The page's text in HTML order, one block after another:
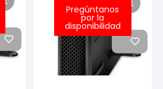
Pregúntanos
por la
disponibilidad